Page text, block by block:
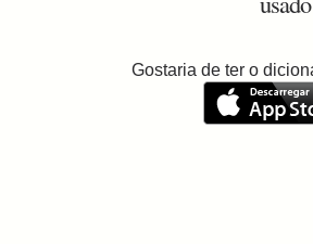
Gostaria de ter o